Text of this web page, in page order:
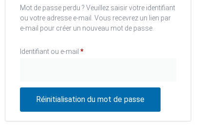
Mot de passe perdu ? Veuillez saisir votre identifiant
ou votre adresse e-mail. Vous recevrez un lien par
e-mail pour créer un nouveau mot de passe.
Identifiant ou e-mail *
Réinitialisation du mot de passe